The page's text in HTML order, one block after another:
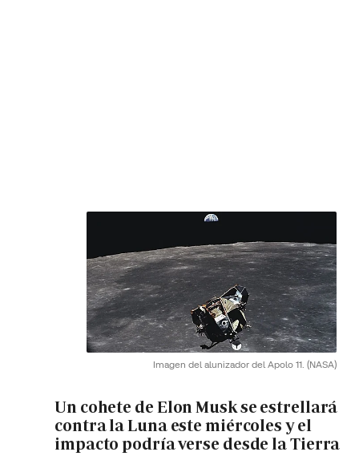
Imagen del alunizador del Apolo 11. (NASA)
Un cohete de Elon Musk se estrellará
contra la Luna este miércoles y el
impacto podría verse desde la Tierra